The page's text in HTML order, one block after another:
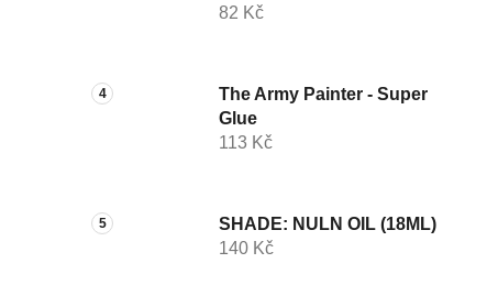
82 Kč
The Army Painter - Super
Glue
113 Kč
SHADE: NULN OIL (18ML)
140 Kč